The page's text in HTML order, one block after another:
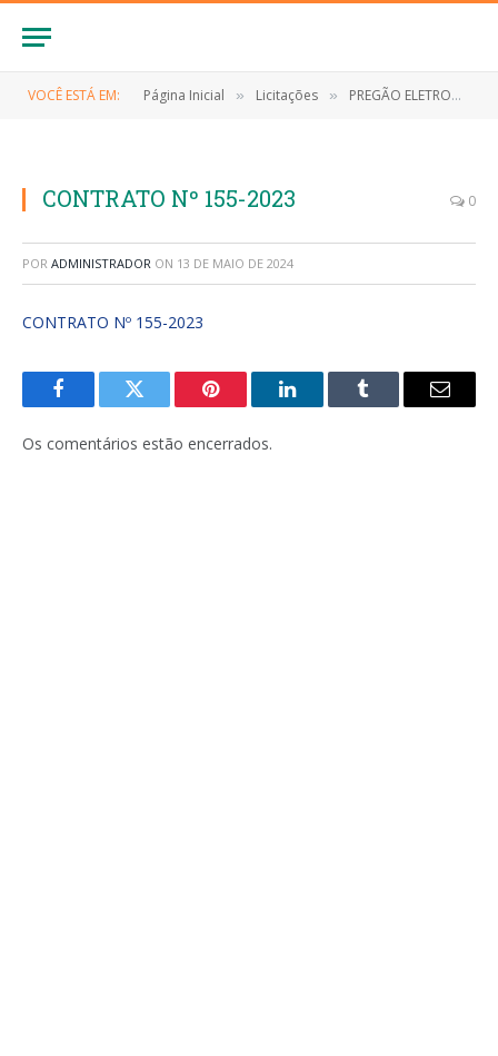
VOCÊ ESTÁ EM: Página Inicial » Licitações » PREGÃO ELETRONICO Nº 025/2023/SRP (Contratação de empresa especializada para fornecimento de materiais de consumo (expediente))
CONTRATO Nº 155-2023 0
POR ADMINISTRADOR ON 13 DE MAIO DE 2024
CONTRATO Nº 155-2023
FacebookTwitter Pinterest LinkedInTumblr
E-
Os comentários estão encerrados.